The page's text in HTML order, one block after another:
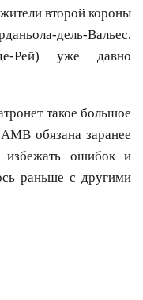
второй короны
дель-Вальес,
де-Рей) уже давно
такое большое
обязана заранее
избежать ошибок и
раньше с другими